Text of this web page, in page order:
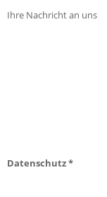
Ihre Nachricht an uns
Datenschutz *